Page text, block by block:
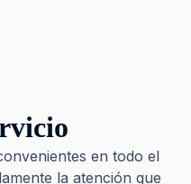
en todo el
la atención que